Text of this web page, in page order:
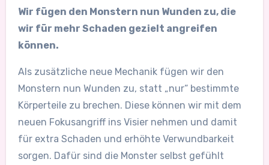
Wir fügen den Monstern nun Wunden zu, die
wir für mehr Schaden gezielt angreifen
können.
Als zusätzliche neue Mechanik fügen wir den
Monstern nun Wunden zu, statt „nur“ bestimmte
Körperteile zu brechen. Diese können wir mit dem
neuen Fokusangriff ins Visier nehmen und damit
für extra Schaden und erhöhte Verwundbarkeit
sorgen. Dafür sind die Monster selbst gefühlt